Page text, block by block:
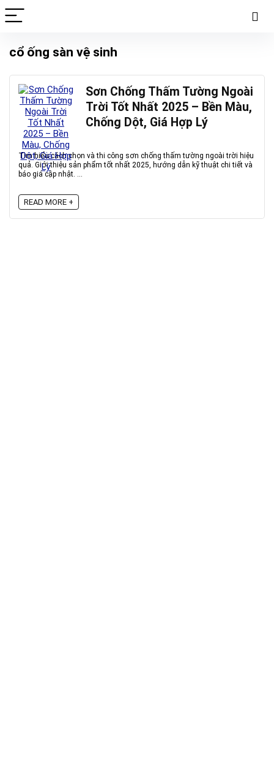
cổ ống sàn vệ sinh
Sơn Chống Thấm Tường Ngoài
Trời Tốt Nhất 2025 – Bền Màu,
Chống Dột, Giá Hợp Lý
Tìm hiểu cách chọn và thi công sơn chống thấm tường ngoài trời hiệu
quả. Giới thiệu sản phẩm tốt nhất 2025, hướng dẫn kỹ thuật chi tiết và
báo giá cập nhật. ...
READ MORE +